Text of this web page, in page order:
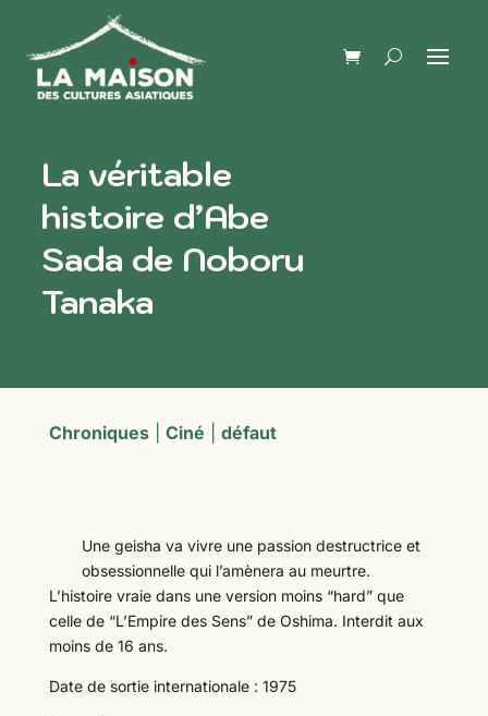
La véritable
histoire d’Abe
Sada de Noboru
Tanaka
Chroniques| Ciné défaut
Une geisha va vivre une passion destructrice et
obsessionnelle qui l’amènera au meurtre.
L’histoire vraie dans une version moins “hard” que
celle de “L’Empire des Sens” de Oshima. Interdit aux
moins de 16 ans.
Date de sortie internationale : 1975